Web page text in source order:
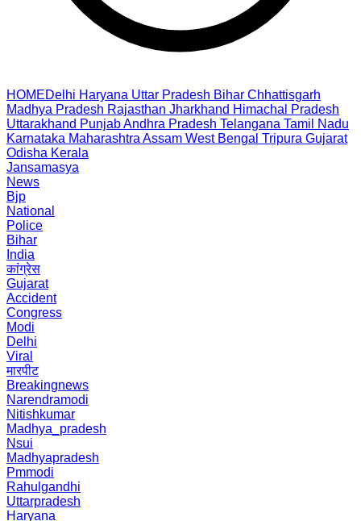
HOMEDelhi Haryana Uttar Pradesh Bihar Chhattisgarh
Madhya Pradesh Rajasthan Jharkhand Himachal Pradesh
Uttarakhand PunjabAndhra Pradesh Telangana Tamil Nadu
Karnataka Maharashtra Assam West Bengal Tripura Gujarat
Odisha Kerala
Jansamasya
News
Bjp
National
Police
Bihar
India
कांग्रेस
Gujarat
Accident
Congress
Modi
Delhi
Viral
मारपीट
Breakingnews
Narendramodi
Nitishkumar
Madhya_pradesh
Nsui
Madhyapradesh
Pmmodi
Rahulgandhi
Uttarpradesh
Haryana